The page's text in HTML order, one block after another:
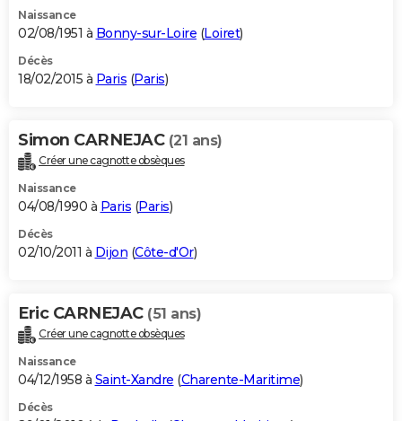
Naissance
02/08/1951 à Bonny-sur-Loire (Loiret)
Décès
18/02/2015 à Paris (Paris)
Simon CARNEJAC (21 ans)
Créer une cagnotte obsèques
Naissance
04/08/1990 à Paris (Paris)
Décès
02/10/2011 à Dijon (Côte-d'Or)
Eric CARNEJAC (51 ans)
Créer une cagnotte obsèques
Naissance
04/12/1958 à Saint-Xandre (Charente-Maritime)
Décès